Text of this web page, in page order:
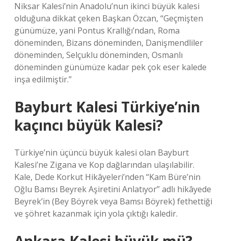
Niksar Kalesi’nin Anadolu’nun ikinci büyük kalesi
olduğuna dikkat çeken Başkan Özcan, “Geçmişten
günümüze, yani Pontus Krallığı’ndan, Roma
döneminden, Bizans döneminden, Danişmendliler
döneminden, Selçuklu döneminden, Osmanlı
döneminden günümüze kadar pek çok eser kalede
inşa edilmiştir.”
Bayburt Kalesi Türkiye’nin
kaçıncı büyük Kalesi?
Türkiye’nin üçüncü büyük kalesi olan Bayburt
Kalesi’ne Zigana ve Kop dağlarından ulaşılabilir.
Kale, Dede Korkut Hikâyeleri’nden “Kam Büre’nin
Oğlu Bamsı Beyrek Aşiretini Anlatıyor” adlı hikâyede
Beyrek’in (Bey Böyrek veya Bamsı Böyrek) fethettiği
ve şöhret kazanmak için yola çıktığı kaledir.